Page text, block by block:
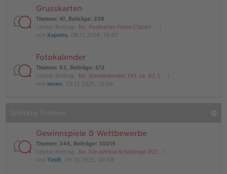
Grusskarten
Themen: 47, Beiträge: 208
Letzter Beitrag: Re: Postkarten Farbe Clipart …
von Xxpetra, 08.11.2024, 19:07
Fotokalender
Themen: 83, Beiträge: 612
Letzter Beitrag: Re: Wandkalender XXL ca. 62,5…
von wowo, 03.12.2025, 13:09
Gewinnspiele & Wettbewerbe
Themen: 344, Beiträge: 30019
Letzter Beitrag: Re: Die Jahrbuchchallenge 202…
von TiniM, 09.10.2025, 00:08